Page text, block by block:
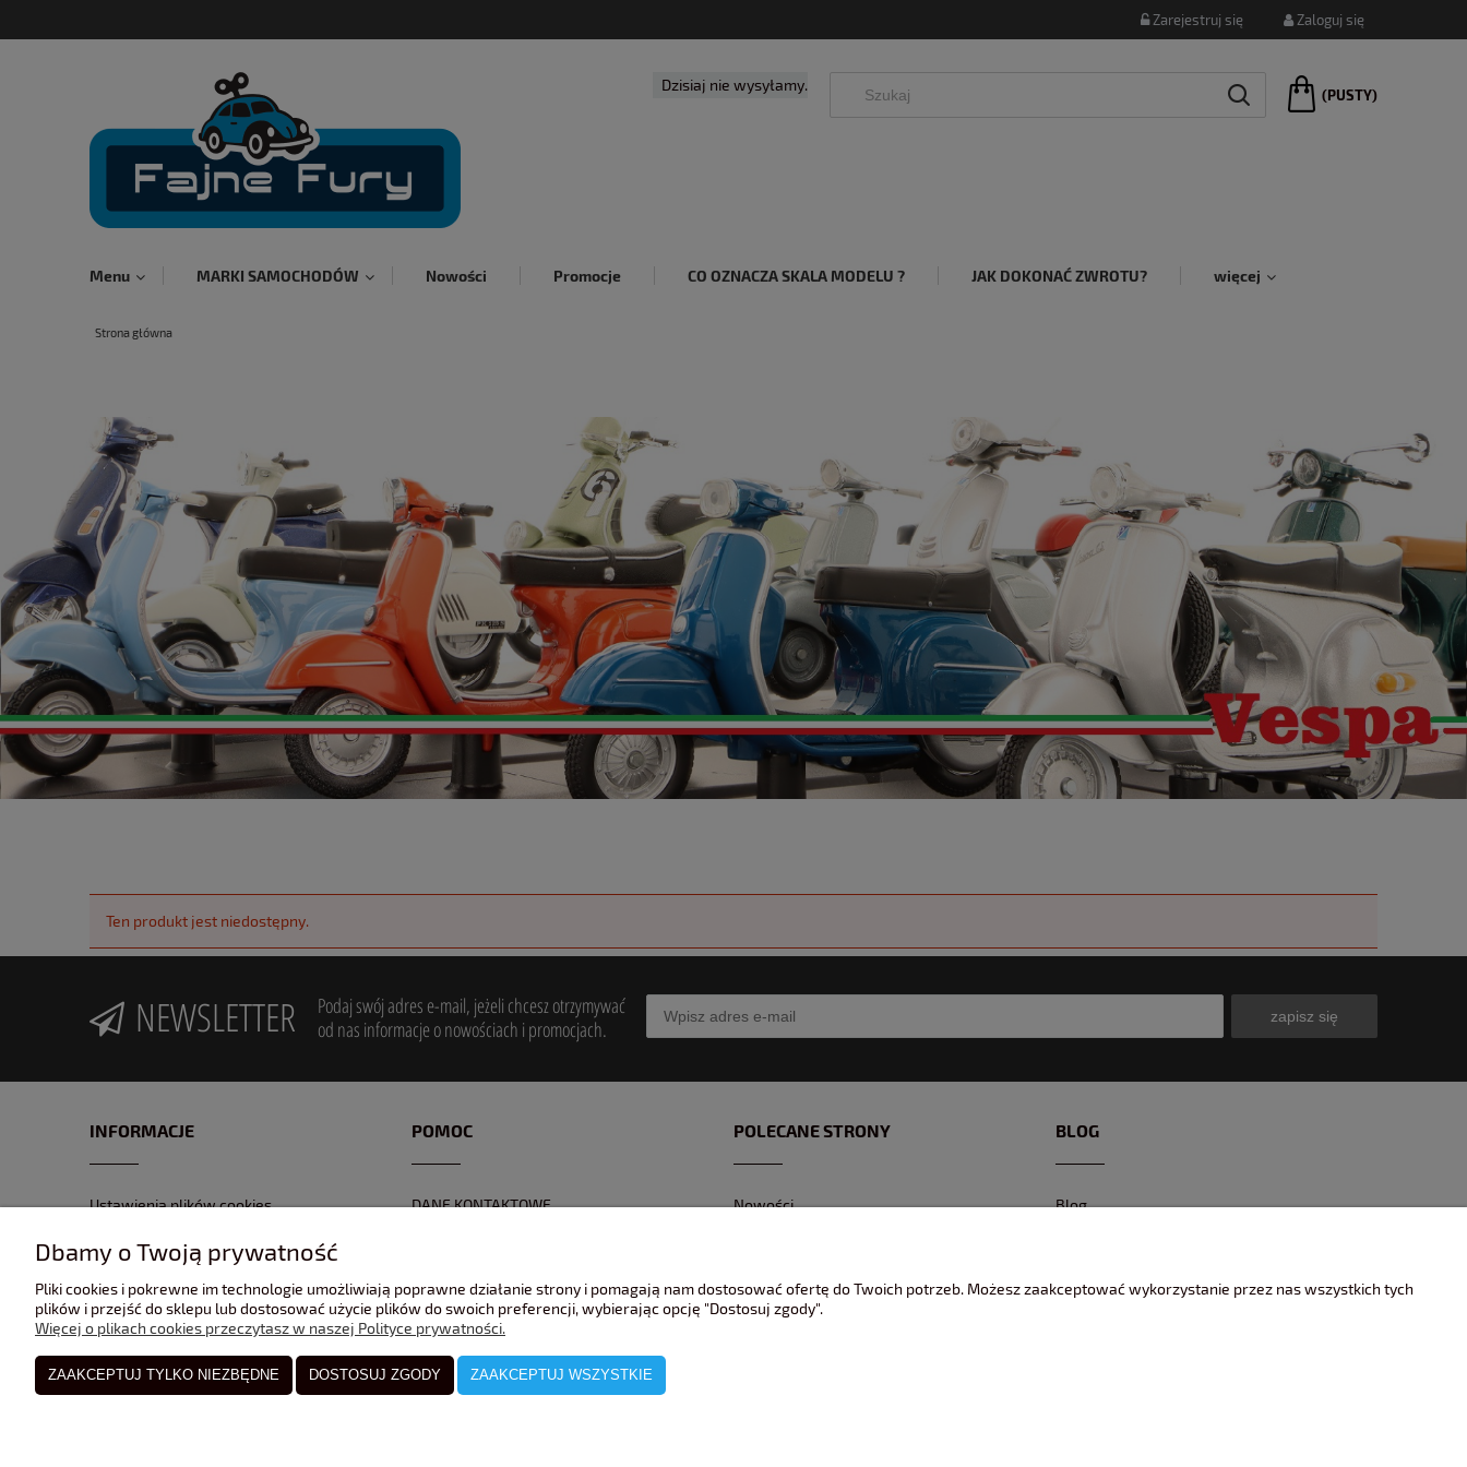
Zarejestruj się Zaloguj się
(PUSTY)
Dzisiaj nie wysyłamy.
Menu MARKI SAMOCHODÓW Nowości Promocje CO OZNACZA SKALA MODELU ? JAK DOKONAĆ ZWROTU? więcej
Strona główna
Ten produkt jest niedostępny.
NEWSLETTER
Podaj swój adres e-mail, jeżeli chcesz otrzymywać
od nas informacje o nowościach i promocjach.
zapisz się
INFORMACJE
Ustawienia plików cookies
REGULAMIN
GPSR
POMOC
DANE KONTAKTOWE
ZWROTY I REKLAMACJE
POLECANE STRONY
Nowości
BLOG
Blog
ENCYKLOPEDIA KOLEKCJONERA
Dbamy o Twoją prywatność
Pliki cookies i pokrewne im technologie umożliwiają poprawne działanie strony i pomagają nam dostosować ofertę do Twoich potrzeb. Możesz zaakceptować wykorzystanie przez nas wszystkich tych
plików i przejść do sklepu lub dostosować użycie plików do swoich preferencji, wybierając opcję "Dostosuj zgody".
Więcej o plikach cookies przeczytasz w naszej Polityce prywatności.
ZAAKCEPTUJ TYLKO NIEZBĘDNE DOSTOSUJ ZGODY ZAAKCEPTUJ WSZYSTKIE